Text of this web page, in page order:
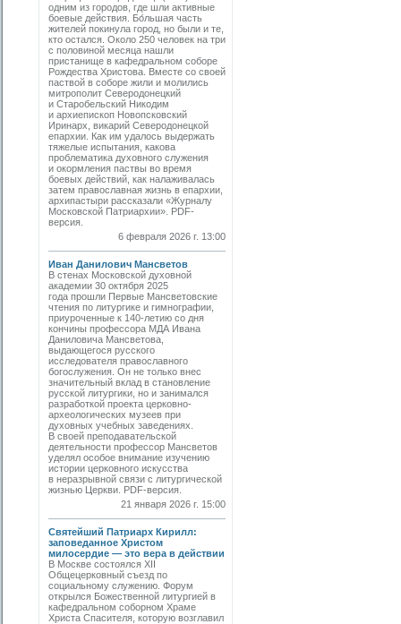
одним из городов, где шли активные
боевые действия. Бо́льшая часть
жителей покинула город, но были и те,
кто остался. Около 250 человек на три
с половиной месяца нашли
пристанище в кафедральном соборе
Рождества Христова. Вместе со своей
паствой в соборе жили и молились
митрополит Северодонецкий
и Старобельский Никодим
и архиепископ Новопсковский
Иринарх, викарий Северодонецкой
епархии. Как им удалось выдержать
тяжелые испытания, какова
проблематика духовного служения
и окормления паствы во время
боевых действий, как налаживалась
затем православная жизнь в епархии,
архипастыри рассказали «Журналу
Московской Патриархии». PDF-
версия.
6 февраля 2026 г. 13:00
Иван Данилович Мансветов
В стенах Московской духовной
академии 30 октября 2025
года прошли Первые Мансветовские
чтения по литургике и гимнографии,
приуроченные к 140-летию со дня
кончины профессора МДА Ивана
Даниловича Мансветова,
выдающегося русского
исследователя православного
богослужения. Он не только внес
значительный вклад в становление
русской литургики, но и занимался
разработкой проекта церковно-
археологических музеев при
духовных учебных заведениях.
В своей преподавательской
деятельности профессор Мансветов
уделял особое внимание изучению
истории церковного искусства
в неразрывной связи с литургической
жизнью Церкви. PDF-версия.
21 января 2026 г. 15:00
Святейший Патриарх Кирилл:
заповеданное Христом
милосердие — это вера в действии
В Москве состоялся XII
Общецерковный съезд по
социальному служению. Форум
открылся Божественной литургией в
кафедральном соборном Храме
Христа Спасителя, которую возглавил